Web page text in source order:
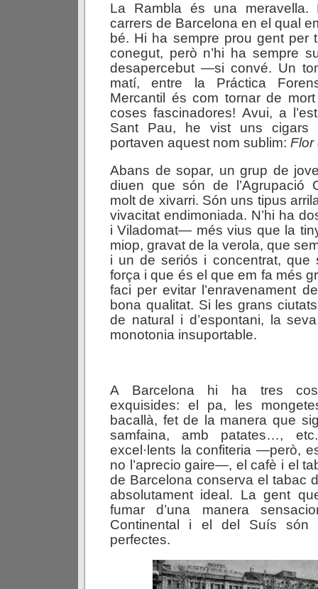
La Rambla és una
carrers de Barcelona en el qual
bé. Hi ha sempre prou gent per
conegut, però n’hi ha sempre
desapercebut —si convé. Un
matí, entre la Práctica
Mercantil és com tornar de
coses fascinadores! Avui, a
Sant Pau, he vist uns cigars
portaven aquest nom sublim: Flor
Abans de sopar, un grup de
diuen que són de l’Agrupació
molt de xivarri. Són uns tipus
vivacitat endimoniada. N’hi ha
i Viladomat— més vius que la
miop, gravat de la verola, que
i un de seriós i concentrat, que
força i que és el que em fa més
faci per evitar l’enravenament
bona qualitat. Si les grans
de natural i d’espontani, la
monotonia insuportable.
A Barcelona hi ha tres
exquisides: el pa, les
bacallà, fet de la manera que
samfaina, amb patates…,
excel·lents la confiteria —però,
no l’aprecio gaire—, el cafè i el
de Barcelona conserva el tabac
absolutament ideal. La gent
fumar d’una manera
Continental i el del Suís són
perfectes.